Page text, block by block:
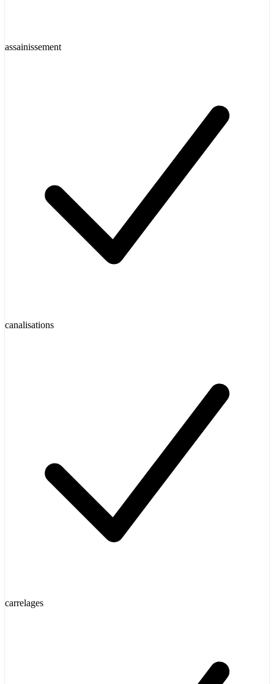
assainissement
canalisations
carrelages